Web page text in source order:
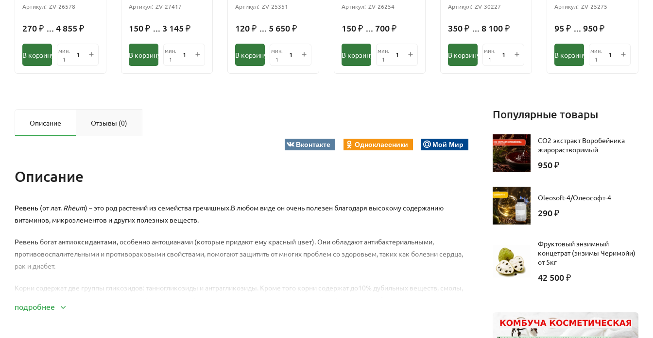
Артикул: ZV-26578
270 ₽ ... 4 855 ₽
В корзину
мин.
1
Артикул: ZV-27417
150 ₽ ... 3 145 ₽
В корзину
мин.
1
Артикул: ZV-25351
120 ₽ ... 5 650 ₽
В корзину
мин.
1
Артикул: ZV-26254
150 ₽ ... 700 ₽
В корзину
мин.
1
Артикул: ZV-30227
350 ₽ ... 8 100 ₽
В корзину
мин.
1
Артикул: ZV-25275
95 ₽ ... 950 ₽
В корзину
мин.
1
Описание Отзывы (0)
Вконтакте Одноклассники Мой Мир
Описание
Ревень (от лат. Rheum) – это род растений из семейства гречишных.В любом виде он очень полезен благодаря высокому содержанию
витаминов, микроэлементов и других полезных веществ.
Ревень богатантиоксидантами, особенно антоцианами (которые придают ему красный цвет). Они обладают антибактериальными,
противовоспалительными и противораковыми свойствами, помогают защитить от многих проблем со здоровьем, таких как болезни сердца,
рак и диабет.
Корни содержат две группы гликозидов: танногликозиды и антрагликозиды. Кроме того корни содержат до10% дубильных веществ, смолы,
краски для волос, обеспечивая волосам светло-русый оттенок. Из корней ревеня получают хризаробин для лечения псориаза.
подробнее
Популярные товары
СО2 экстракт Воробейника
жирорастворимый
950 ₽
Oleosoft-4/Олеософт-4
290 ₽
Фруктовый энзимный
концетрат (энзимы Черимойи)
от 5кг
42 500 ₽